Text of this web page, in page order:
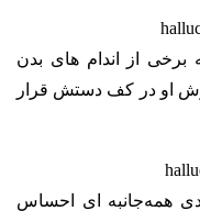
از اندام­ های بدن
او در کف دستش قرار
همه‌جانبه ­ای احساس